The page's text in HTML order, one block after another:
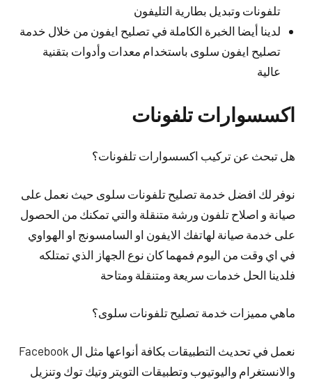
تلفونات وتبديل بطارية التليفون
لدينا أيضا الخبرة الكاملة في تصليح ايفون من خلال خدمة
تصليح ايفون سلوى باستخدام معدات وأدوات بتقنية
عالية
اكسسوارات تلفونات
هل تبحث عن تركيب اكسسوارات تلفونات؟
نوفر لك افضل خدمة تصليح تلفونات سلوى حيث نعمل على
صيانة و اصلاح تلفون ورشة متنقلة والتي تمكنك من الحصول
على خدمة صيانة لهاتفك الايفون او السامسونج او الهواوي
في اي وقت من اليوم فمهما كان نوع الجهاز الذي تمتلكه
فلدينا الحل خدمات سريعة ومتنقلة ومتاحة
ماهي مميزات خدمة تصليح تلفونات سلوى؟
نعمل في تحديث التطبيقات بكافة أنواعها مثل ال Facebook
والانستغرام واليوتيوب وتطبيقات التويتر وتيك توك وتنزيل